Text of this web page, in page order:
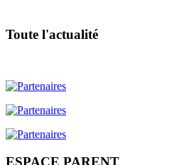
Toute l'actualité
ESPACE PARENT